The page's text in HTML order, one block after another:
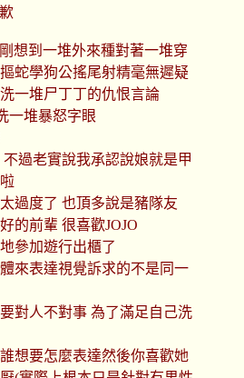
想到一堆外來種對著一堆穿
蛇學狗公搖尾射精毫無遲疑
一堆尸丁丁的仇恨言論
一堆暴怒字眼
過老實說我承認說娘就是甲
過度了 也頂多說是豬隊友
的前輩 很喜歡JOJO
參加遊行出櫃了
來表達視覺訴求的不是同一
對人不對事 為了滿足自己洗
想要怎麼表達然後你喜歡她